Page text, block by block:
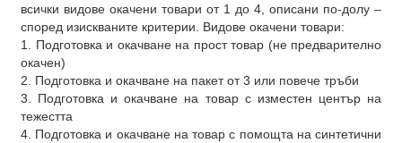
всички видове окачени товари от 1 до 4, описани по-долу –
според изискваните критерии. Видове окачени товари:
1. Подготовка и окачване на прост товар (не предварително
окачен)
2. Подготовка и окачване на пакет от 3 или повече тръби
3. Подготовка и окачване на товар с изместен център на
тежестта
4. Подготовка и окачване на товар с помощта на синтетични